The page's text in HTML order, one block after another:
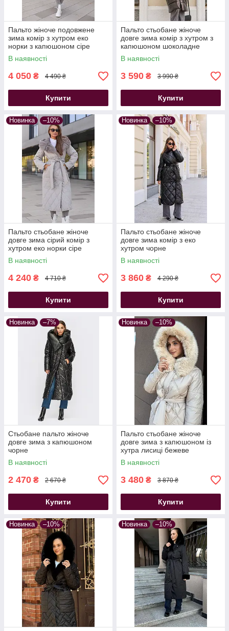
Пальто жіноче подовжене
зима комір з хутром еко
норки з капюшоном сіре
В наявності
4 050 ₴ 4 490 ₴
Купити
Пальто стьобане жіноче
довге зима комір з хутром з
капюшоном шоколадне
В наявності
3 590 ₴ 3 990 ₴
Купити
Новинка –10%
Пальто стьобане жіноче
довге зима сірий комір з
хутром еко норки сіре
В наявності
4 240 ₴ 4 710 ₴
Купити
Новинка –10%
Пальто стьобане жіноче
довге зима комір з еко
хутром чорне
В наявності
3 860 ₴ 4 290 ₴
Купити
Новинка –7%
Стьобане пальто жіноче
довге зима з капюшоном
чорне
В наявності
2 470 ₴ 2 670 ₴
Купити
Новинка –10%
Пальто стьобане жіноче
довге зима з капюшоном із
хутра лисиці бежеве
В наявності
3 480 ₴ 3 870 ₴
Купити
Новинка –10% Новинка –10%